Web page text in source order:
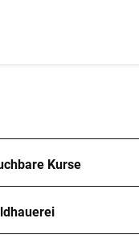
Kurse